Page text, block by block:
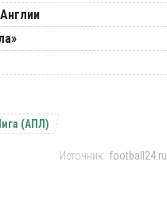
(АПЛ)
football24.ru